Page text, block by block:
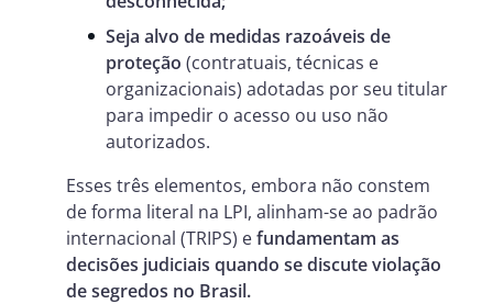
Seja alvo de medidas razoáveis de
proteção (contratuais, técnicas e
organizacionais) adotadas por seu titular
para impedir o acesso ou uso não
autorizados.
Esses três elementos, embora não constem
de forma literal na LPI, alinham-se ao padrão
internacional (TRIPS) efundamentam as
decisões judiciais quando se discute violação
de segredos no Brasil.